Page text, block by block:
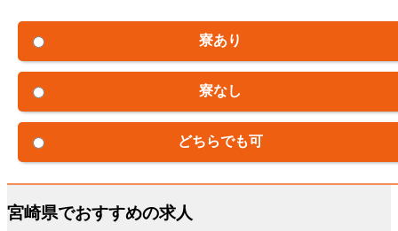
寮あり
寮なし
どちらでも可
宮崎県でおすすめの求人